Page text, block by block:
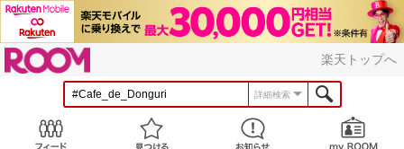
楽天トップへ
詳細検索
見つける お知らせ